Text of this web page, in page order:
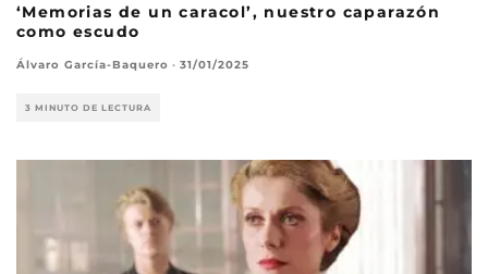
‘Memorias de un caracol’, nuestro caparazón
como escudo
Álvaro García-Baquero · 31/01/2025
3 MINUTO DE LECTURA